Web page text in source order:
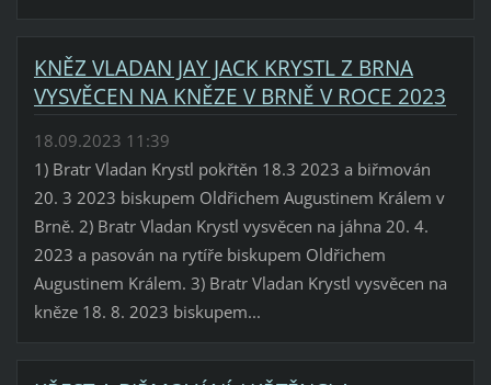
KNĚZ VLADAN JAY JACK KRYSTL Z BRNA
VYSVĚCEN NA KNĚZE V BRNĚ V ROCE 2023
18.09.2023 11:39
1) Bratr Vladan Krystl pokřtěn 18.3 2023 a biřmován
20. 3 2023 biskupem Oldřichem Augustinem Králem v
Brně. 2) Bratr Vladan Krystl vysvěcen na jáhna 20. 4.
2023 a pasován na rytíře biskupem Oldřichem
Augustinem Králem. 3) Bratr Vladan Krystl vysvěcen na
kněze 18. 8. 2023 biskupem...